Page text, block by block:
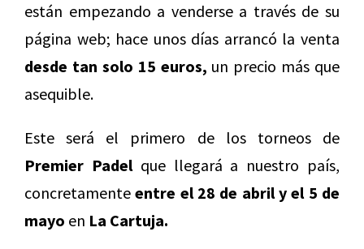
están empezando a venderse a través de su
página web; hace unos días arrancó la venta
desde tan solo 15 euros, un precio más que
asequible.
Este será el primero de los torneos de
Premier Padelque llegará a nuestro país,
concretamenteentre el 28 de abril y el 5 de
mayo en La Cartuja.